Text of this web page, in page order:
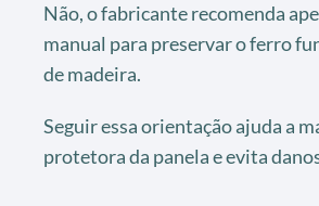
Não, o fabricante recomenda
manual para preservar o ferro
de madeira.
Seguir essa orientação ajuda a
protetora da panela e evita